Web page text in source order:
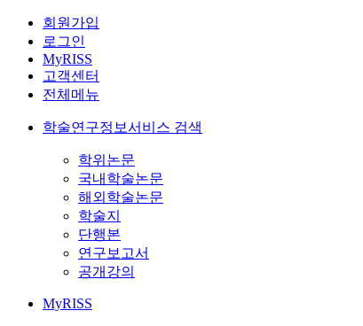
회원가입
로그인
MyRISS
고객센터
전체메뉴
학술연구정보서비스 검색
학위논문
국내학술논문
해외학술논문
학술지
단행본
연구보고서
공개강의
MyRISS